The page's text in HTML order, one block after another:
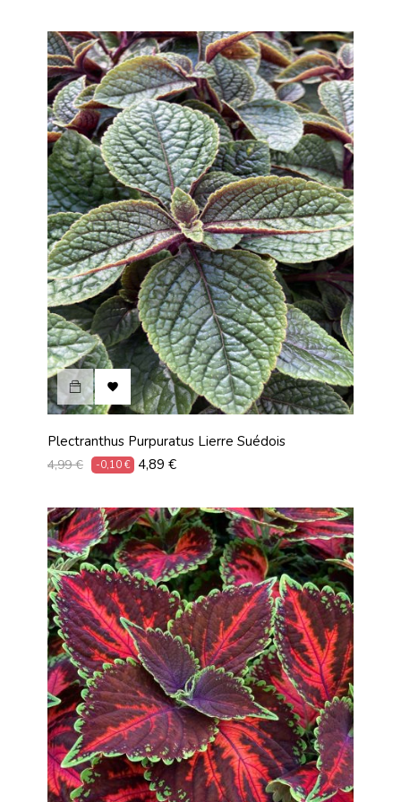

Plectranthus Purpuratus Lierre Suédois
Prix
4,99 € -0,10 € Prix
4,89 €